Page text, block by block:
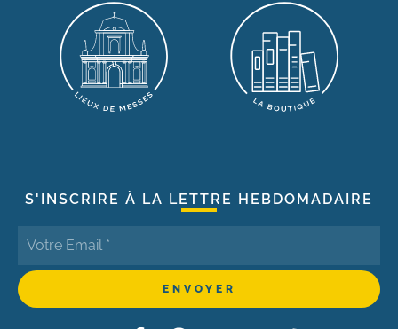
S'INSCRIRE À LA LETTRE HEBDOMADAIRE